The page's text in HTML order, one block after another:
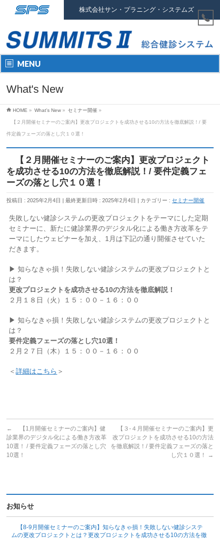
株式会社サン・プラニング・システムズ
MENU
What's New
HOME » What's New » セミナー開催 »
【２月開催セミナーのご案内】更改プロジェクトを成功させる10の方法を徹底解説！/ 要
件定義フェーズの落とし穴１０選！
【２月開催セミナーのご案内】更改プロジェクト
を成功させる10の方法を徹底解説！/ 要件定義フェ
ーズの落とし穴１０選！
投稿日 : 2025年2月4日 最終更新日時 : 2025年2月4日 カテゴリー :セミナー開催
失敗しない健診システムの更改プロジェクトをテーマにした定期
セミナーに、新たに健診業界のデジタル化による働き方改革をテ
ーマにしたウェビナーを加え、 1月は下記の通り開催させていた
だきます。
▶知らなきゃ損！失敗しない健診システムの更改プロジェクトと
は？
更改プロジェクトを成功させる10の方法を徹底解説！
２月１８日（火）１５：００－１６：００
▶ 知らなきゃ損！失敗しない健診システムの更改プロジェクトと
は？
要件定義フェーズの落とし穴10選！
２月２７日（木）１５：００－１６：００
＜詳細はこちら ＞
←
【1月開催セミナーのご案内】健
診業界のデジタル化による働き方改革
10選！ / 要件定義フェーズの落とし穴
10選！
【３-４月開催セミナーのご案内】更
改プロジェクトを成功させる10の方法
を徹底解説！/ 要件定義フェーズの落と
し穴１０選！
→
お知らせ
【8-9月開催セミナーのご案内】知らなきゃ損！失敗しない健診システ
ムの更改プロジェクトとは？更改プロジェクトを成功させる10の方法を徹